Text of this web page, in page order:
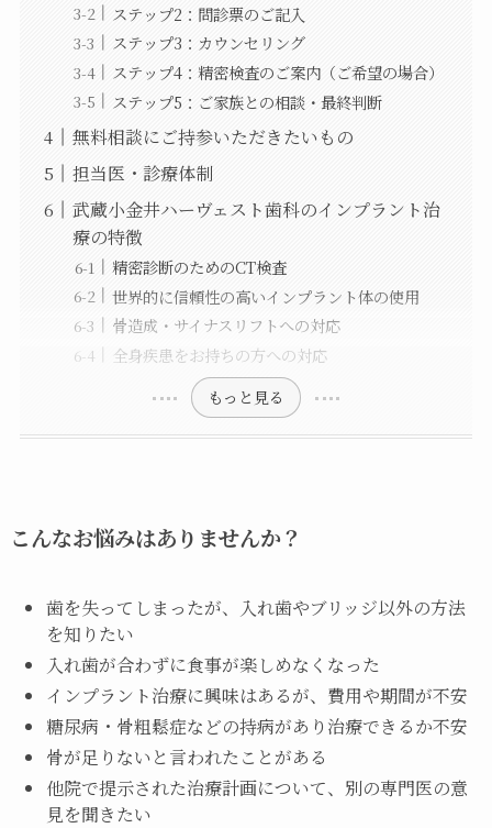
ステップ2：問診票のご記入
ステップ3：カウンセリング
ステップ4：精密検査のご案内（ご希望の場合）
ステップ5：ご家族との相談・最終判断
無料相談にご持参いただきたいもの
担当医・診療体制
武蔵小金井ハーヴェスト歯科のインプラント治
療の特徴
精密診断のためのCT検査
世界的に信頼性の高いインプラント体の使用
骨造成・サイナスリフトへの対応
全身疾患をお持ちの方への対応
もっと見る
こんなお悩みはありませんか？
歯を失ってしまったが、入れ歯やブリッジ以外の方法
を知りたい
入れ歯が合わずに食事が楽しめなくなった
インプラント治療に興味はあるが、費用や期間が不安
糖尿病・骨粗鬆症などの持病があり治療できるか不安
骨が足りないと言われたことがある
他院で提示された治療計画について、別の専門医の意
見を聞きたい